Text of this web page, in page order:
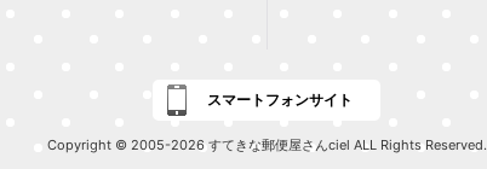
スマートフォンサイト
Copyright © 2005-2026 すてきな郵便屋さんciel ALL Rights Reserved.